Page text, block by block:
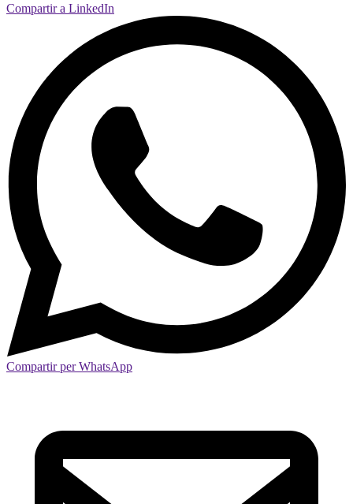
Compartir a LinkedIn
Compartir per WhatsApp